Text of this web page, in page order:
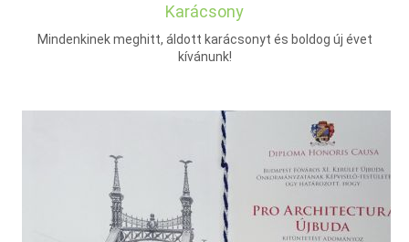
Karácsony
Mindenkinek meghitt, áldott karácsonyt és boldog új évet
kívánunk!